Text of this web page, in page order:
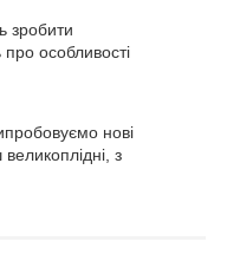
зробити
особливості
нові
з